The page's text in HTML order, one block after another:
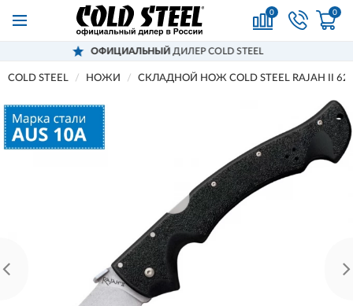
0 0
ОФИЦИАЛЬНЫЙДИЛЕР COLD STEEL
COLD STEEL НОЖИ СКЛАДНОЙ НОЖ COLD STEEL RAJAH II